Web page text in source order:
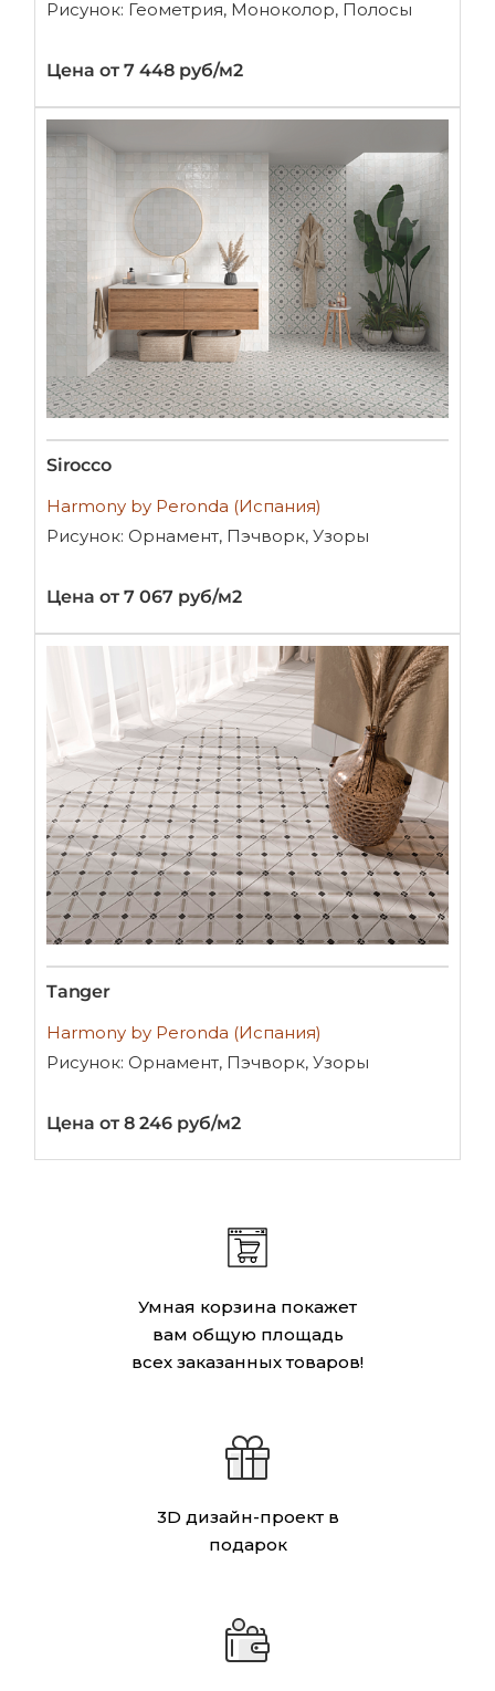
Рисунок: Геометрия, Моноколор, Полосы
Цена от 7 448 руб/м2
Sirocco
Harmony by Peronda (Испания)
Рисунок: Орнамент, Пэчворк, Узоры
Цена от 7 067 руб/м2
Tanger
Harmony by Peronda (Испания)
Рисунок: Орнамент, Пэчворк, Узоры
Цена от 8 246 руб/м2
Умная корзина покажет
вам общую площадь
всех заказанных товаров!
3D дизайн-проект в
подарок